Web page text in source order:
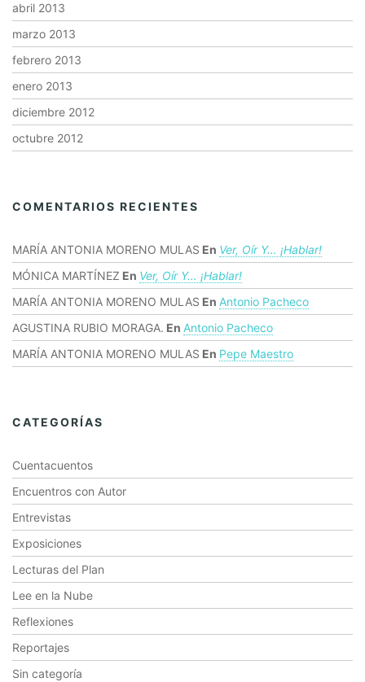
abril 2013
marzo 2013
febrero 2013
enero 2013
diciembre 2012
octubre 2012
COMENTARIOS RECIENTES
MARÍA ANTONIA MORENO MULAS En Ver, Oír Y… ¡hablar!
MÓNICA MARTÍNEZ En Ver, Oír Y… ¡hablar!
MARÍA ANTONIA MORENO MULAS En Antonio Pacheco
AGUSTINA RUBIO MORAGA. En Antonio Pacheco
MARÍA ANTONIA MORENO MULAS En Pepe Maestro
CATEGORÍAS
Cuentacuentos
Encuentros con Autor
Entrevistas
Exposiciones
Lecturas del Plan
Lee en la Nube
Reflexiones
Reportajes
Sin categoría